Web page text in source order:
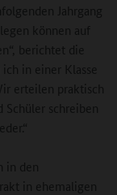
Jahrgang
können auf
berichtet die
in einer Klasse
erteilen praktisch
schreiben
in den
in ehemaligen